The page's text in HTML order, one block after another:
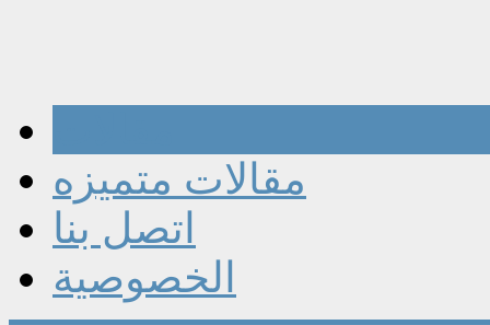
مقالات متميزه
اتصل بنا
الخصوصية